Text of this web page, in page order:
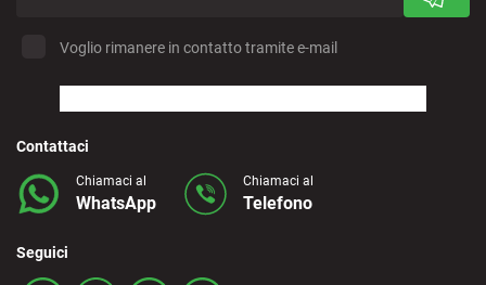
Estepona - City
Finestrat - Downtown
Fuerteventura - Airport
Granada - Downtown
Voglio rimanere in contatto tramite e-mail
Contattaci
Chiamaci al
WhatsApp
Chiamaci al
Telefono
Seguici